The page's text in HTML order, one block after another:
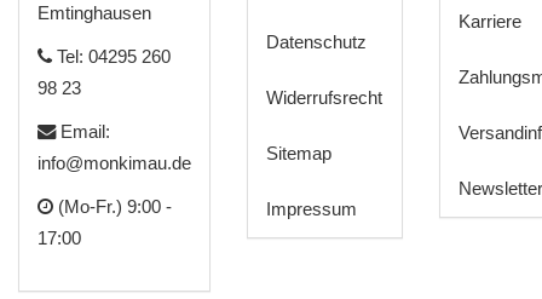
Emtinghausen
Tel: 04295 260
98 23
Email:
info@monkimau.de
(Mo-Fr.) 9:00 -
17:00
Datenschutz
Widerrufsrecht
Sitemap
Impressum
Karriere
Newsletter